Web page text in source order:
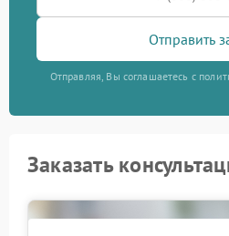
Отправить
Отправляя, Вы соглашаетесь с
Заказать